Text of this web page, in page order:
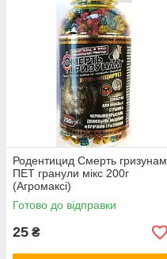
Родентицид Смерть гризунам
ПЕТ гранули мікс 200г
(Агромаксі)
Готово до відправки
25 ₴